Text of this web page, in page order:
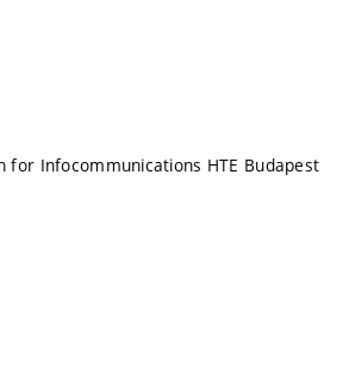
for Infocommunications HTE Budapest